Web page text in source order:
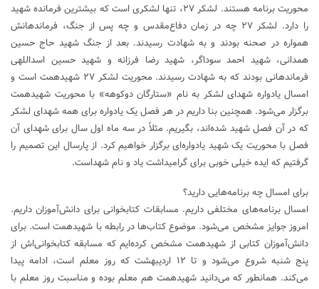
محوریت برنامه هستند. لشکر ۲۷، تنها لشکری است که بیشترین فرمانده شهید
را دارد. لشکر ۲۷ چه در زمان دفاع‌مقدس و چه پس از جنگ، فرماندهانش
همواره در صحنه بودند و به شهادت رسیدند. بعد از جنگ شهید حاج حسین
همدانی، شهید احمد سوداگر، شهید رضا فرزانه و شهید حسین اسداللهی
فرماندهانی بودند که به شهادت رسیدند. محوریت لشکر ۲۷ شهیدهمت است و
امسال یادواره شهدای لشکر به نام «ستارگان دوکوهه» با محوریت شهیدهمت
برگزار می‌شود. همچنین بنا داریم در هر فصل یک یادواره برای همه شهدای لشکر
که در آن فصل شهید شده‌اند، بگیریم. مثلاً در سه ماه اول سال برای شهدای آن
فصل با محوریت یک شهید یادواره‌ای برگزار خواهیم کرد. از پارسال این تصمیم را
گرفتیم که ایده خیلی خوبی برای گرامیداشت یاد و نام شهداست.
برای امسال چه برنامه‌هایی دارید؟
امسال برنامه‌های مختلفی داریم. مسابقات کتابخوانی برای دانش‌آموزان داریم.
امروز جوایز مشخص می‌شود. موضوع کتاب‌ها در رابطه با شهیدهمت است. برای
دانش‌آموزان کتابی از شهید‌همت مشخص کرده‌ایم که مسابقه کتابخوانی‌اش از
پنج شنبه شروع می‌شود و تا ۱۲ اردیبهشت که روز معلم است، ادامه پیدا
می‌کند. همانطور که می‌دانید شهیدهمت هم معلم بوده و مناسبت روز معلم با